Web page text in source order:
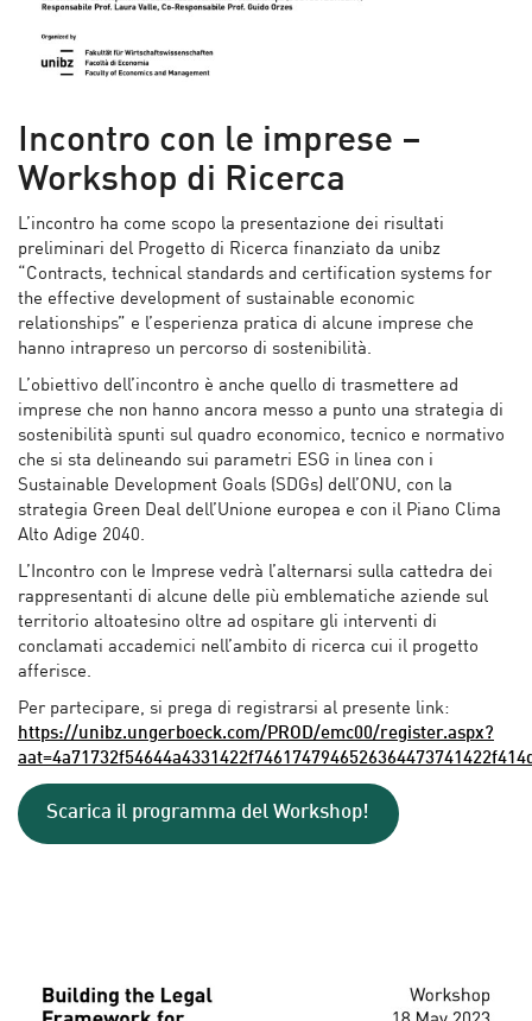
Incontro con le imprese –
Workshop di Ricerca
L’incontro ha come scopo la presentazione dei risultati
preliminari del Progetto di Ricerca finanziato da unibz
“Contracts, technical standards and certification systems for
the effective development of sustainable economic
relationships” e l’esperienza pratica di alcune imprese che
hanno intrapreso un percorso di sostenibilità.
L’obiettivo dell’incontro è anche quello di trasmettere ad
imprese che non hanno ancora messo a punto una strategia di
sostenibilità spunti sul quadro economico, tecnico e normativo
che si sta delineando sui parametri ESG in linea con i
Sustainable Development Goals (SDGs) dell’ONU, con la
strategia Green Deal dell’Unione europea e con il Piano Clima
Alto Adige 2040.
L’Incontro con le Imprese vedrà l’alternarsi sulla cattedra dei
rappresentanti di alcune delle più emblematiche aziende sul
territorio altoatesino oltre ad ospitare gli interventi di
conclamati accademici nell’ambito di ricerca cui il progetto
afferisce.
Per partecipare, si prega di registrarsi al presente link:
https://unibz.ungerboeck.com/PROD/emc00/register.aspx?
Scarica il programma del Workshop!